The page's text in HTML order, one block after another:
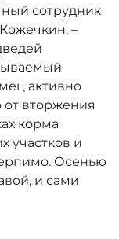
сотрудник
–
активно
от вторжения
корма
участков и
Осенью
и сами